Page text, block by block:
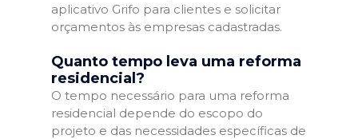
aplicativo Grifo para clientes e solicitar
orçamentos às empresas cadastradas.
Quanto tempo leva uma reforma
residencial?
O tempo necessário para uma reforma
residencial depende do escopo do
projeto e das necessidades específicas de